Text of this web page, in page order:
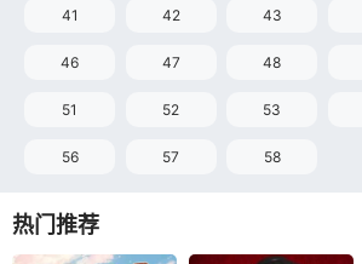
41 42 43
46 47 48
51 52 53
56 57 58
热门推荐